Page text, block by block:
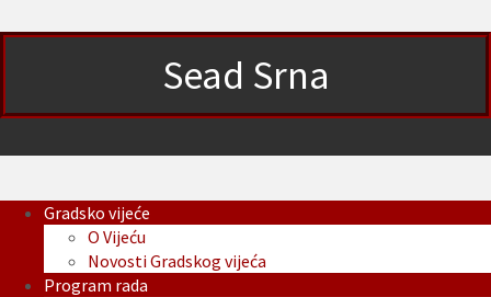
Sead Srna
Gradsko vijeće
O Vijeću
Novosti Gradskog vijeća
Program rada